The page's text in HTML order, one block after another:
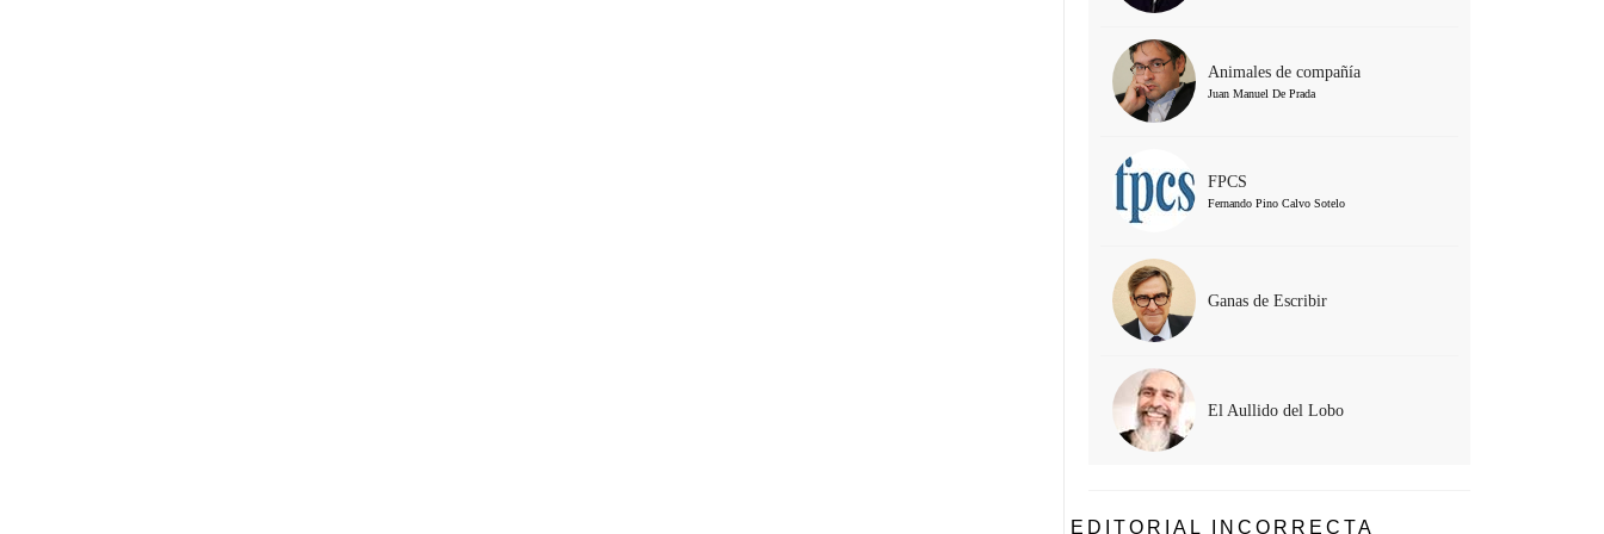
Animales de compañía
Juan Manuel De Prada
FPCS
Fernando Pino Calvo Sotelo
Ganas de Escribir
El Aullido del Lobo
EDITORIAL INCORRECTA